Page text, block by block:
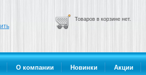
Товаров в корзине нет.
О компании Новинки Акции